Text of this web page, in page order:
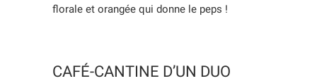
florale et orangée qui donne le peps !
CAFÉ-CANTINE D’UN DUO